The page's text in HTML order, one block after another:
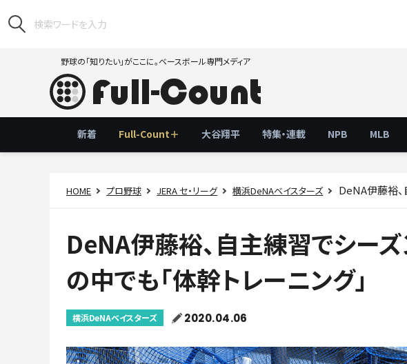
野球の「知りたい」がここに。ベースボール専門メディア
新着 Full-Count＋ 大谷翔平 特集・連載 NPB MLB
HOME プロ野球 JERA セ・リーグ 横浜DeNAベイスターズ DeNA伊藤裕、自主
DeNA伊藤裕、自主練習でシー
の中でも「体幹トレーニング」
横浜DeNAベイスターズ 2020.04.06